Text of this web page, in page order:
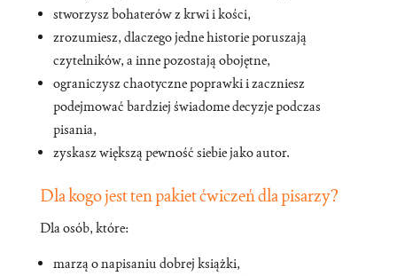
stworzysz bohaterów z krwi i kości,
zrozumiesz, dlaczego jedne historie poruszają
czytelników, a inne pozostają obojętne,
ograniczysz chaotyczne poprawki i zaczniesz
podejmować bardziej świadome decyzje podczas
pisania,
zyskasz większą pewność siebie jako autor.
Dla kogo jest ten pakiet ćwiczeń dla pisarzy?
Dla osób, które:
marzą o napisaniu dobrej książki,